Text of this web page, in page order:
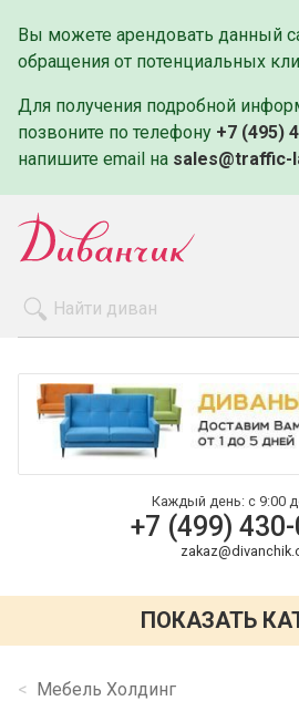
Вы можете арендовать данный
обращения от потенциальных
Для получения подробной
позвоните по телефону +7 (495)
напишите email на sales@traffic-
Оплата и
Контакты
Каждый день: с 9:00
+7 (499)
ПОКАЗАТЬ
Мебель Холдинг